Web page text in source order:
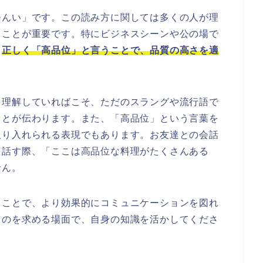
い」です。この読み方に関しては多くの人が理
とが重要です。特にビジネスシーンや公の場で
正しく「高品位」と言うことで、品質の高さを適
解していればこそ、ただのスラングや流行語で
が伝わります。また、「高品位」という言葉を
入れられる表現でもあります。お友達との会話
す際、「ここは高品位な料理がたくさんある
。
とで、より効果的にコミュニケーションを図れ
を求める場面で、自身の知識を活かしてくださ